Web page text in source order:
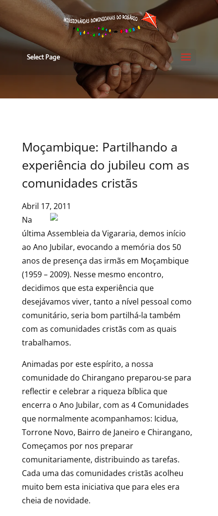
Select Page
Moçambique: Partilhando a
experiência do jubileu com as
comunidades cristãs
Abril 17, 2011
Na
última Assembleia da Vigararia, demos início
ao Ano Jubilar, evocando a memória dos 50
anos de presença das irmãs em Moçambique
(1959 – 2009). Nesse mesmo encontro,
decidimos que esta experiência que
desejávamos viver, tanto a nível pessoal como
comunitário, seria bom partilhá-la também
com as comunidades cristãs com as quais
trabalhamos.
Animadas por este espírito, a nossa
comunidade do Chirangano preparou-se para
reflectir e celebrar a riqueza bíblica que
encerra o Ano Jubilar, com as 4 Comunidades
que normalmente acompanhamos: Icidua,
Torrone Novo, Bairro de Janeiro e Chirangano,
Começamos por nos preparar
comunitariamente, distribuindo as tarefas.
Cada uma das comunidades cristãs acolheu
muito bem esta iniciativa que para eles era
cheia de novidade.